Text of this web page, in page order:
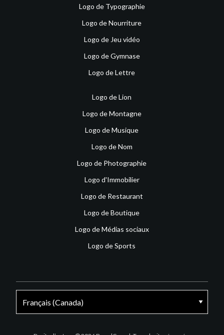
Logo de Typographie
Logo de Nourriture
Logo de Jeu vidéo
Logo de Gymnase
Logo de Lettre
Logo de Lion
Logo de Montagne
Logo de Musique
Logo de Nom
Logo de Photographie
Logo d'Immobilier
Logo de Restaurant
Logo de Boutique
Logo de Médias sociaux
Logo de Sports